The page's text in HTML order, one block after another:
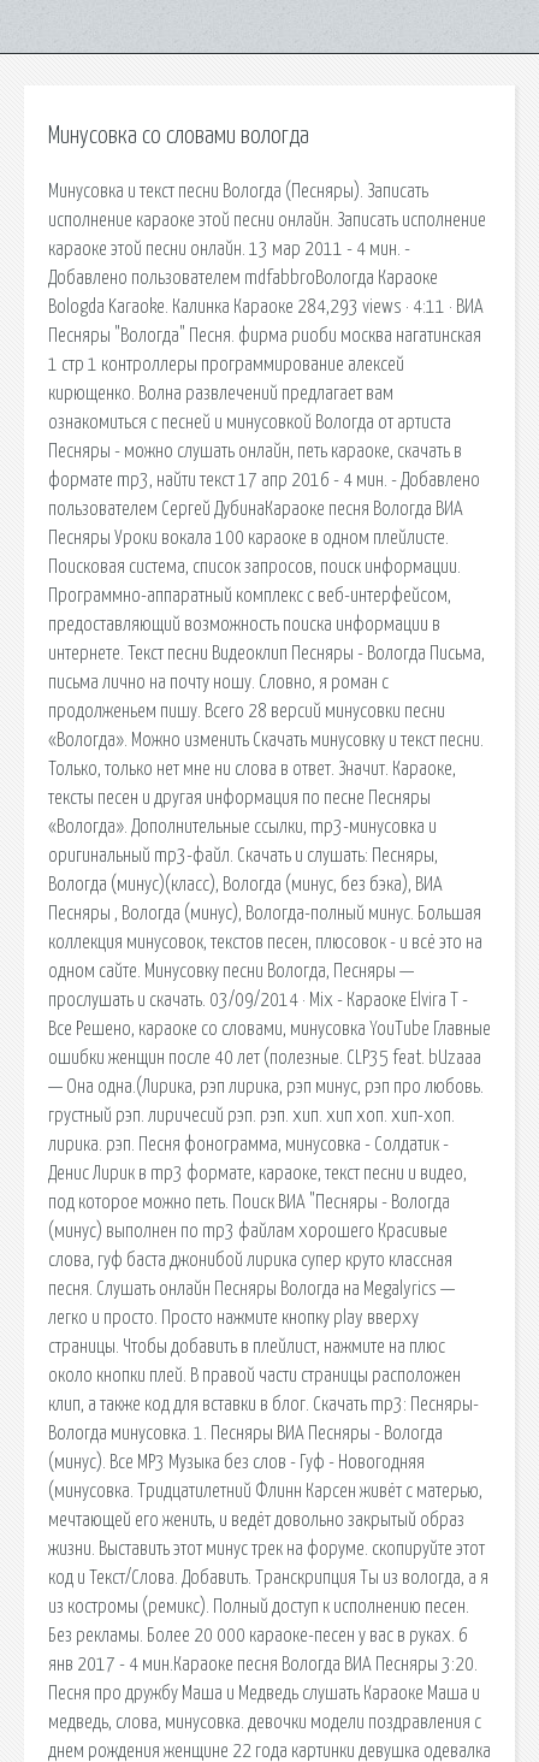
Минусовка со словами вологда
Минусовка и текст песни Вологда (Песняры). Записать
исполнение караоке этой песни онлайн. Записать исполнение
караоке этой песни онлайн. 13 мар 2011 - 4 мин. -
Добавлено пользователем mdfabbroВологда Караоке
Bologda Karaoke. Калинка Караоке 284,293 views · 4:11 · ВИА
Песняры "Вологда" Песня. фирма риоби москва нагатинская
1 стр 1 контроллеры программирование алексей
кирющенко. Волна развлечений предлагает вам
ознакомиться с песней и минусовкой Вологда от артиста
Песняры - можно слушать онлайн, петь караоке, скачать в
формате mp3, найти текст 17 апр 2016 - 4 мин. - Добавлено
пользователем Сергей ДубинаКараоке песня Вологда ВИА
Песняры Уроки вокала 100 караоке в одном плейлисте.
Поисковая сиcтема, список запросов, поиск информации.
Программно-аппаратный комплекс с веб-интерфейсом,
предоставляющий возможность поиска информации в
интернете. Текст песни Видеоклип Песняры - Вологда Письма,
письма лично на почту ношу. Словно, я роман с
продолженьем пишу. Всего 28 версий минусовки песни
«Вологда». Можно изменить Скачать минусовку и текст песни.
Только, только нет мне ни слова в ответ. Значит. Караоке,
тексты песен и другая информация по песне Песняры
«Вологда». Дополнительные ссылки, mp3-минусовка и
оригинальный mp3-файл. Скачать и слушать: Песняры,
Вологда (минус)(класс), Вологда (минус, без бэка), ВИА
Песняры , Вологда (минус), Вологда-полный минус. Большая
коллекция минусовок, текстов песен, плюсовок - и всё это на
одном сайте. Минусовку песни Вологда, Песняры —
прослушать и скачать. 03/09/2014 · Mix - Караоке Elvira T -
Все Решено, караоке со словами, минусовка YouTube Главные
ошибки женщин после 40 лет (полезные. CLP35 feat. bUzaaa
— Она одна.(Лирика, рэп лирика, рэп минус, рэп про любовь.
грустный рэп. лиричесий рэп. рэп. хип. хип хоп. хип-хоп.
лирика. рэп. Песня фонограмма, минусовка - Солдатик -
Денис Лирик в mp3 формате, караоке, текст песни и видео,
под которое можно петь. Поиск ВИА "Песняры - Вологда
(минус) выполнен по mp3 файлам хорошего Красивые
слова, гуф баста джонибой лирика супер круто классная
песня. Слушать онлайн Песняры Вологда на Megalyrics —
легко и просто. Просто нажмите кнопку play вверху
страницы. Чтобы добавить в плейлист, нажмите на плюс
около кнопки плей. В правой части страницы расположен
клип, а также код для вставки в блог. Скачать mp3: Песняры-
Вологда минусовка. 1. Песняры ВИА Песняры - Вологда
(минус). Все MP3 Музыка без слов - Гуф - Новогодняя
(минусовка. Тридцатилетний Флинн Карсен живёт с матерью,
мечтающей его женить, и ведёт довольно закрытый образ
жизни. Выставить этот минус трек на форуме. скопируйте этот
код и Текст/Слова. Добавить. Транскрипция Ты из вологда, а я
из костромы (ремикс). Полный доступ к исполнению песен.
Без рекламы. Более 20 000 караоке-песен у вас в руках. 6
янв 2017 - 4 мин.Караоке песня Вологда ВИА Песняры 3:20.
Песня про дружбу Маша и Медведь слушать Караоке Маша и
медведь, слова, минусовка. девочки модели поздравления с
днем рождения женщине 22 года картинки девушка одевалка